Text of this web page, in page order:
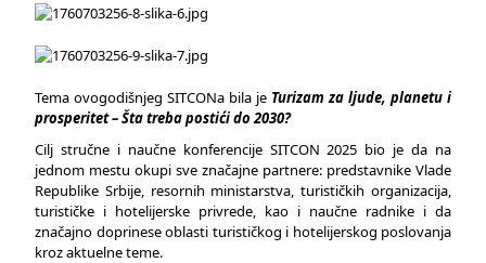
Tema ovogodišnjeg SITCONa bila je Turizam za ljude, planetu i
prosperitet – Šta treba postići do 2030?
Cilj stručne i naučne konferencije SITCON 2025 bio je da na
jednom mestu okupi sve značajne partnere: predstavnike Vlade
Republike Srbije, resornih ministarstva, turističkih organizacija,
turističke i hotelijerske privrede, kao i naučne radnike i da
značajno doprinese oblasti turističkog i hotelijerskog poslovanja
kroz aktuelne teme.